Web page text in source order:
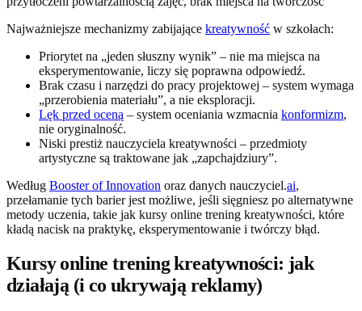
Najważniejsze mechanizmy zabijające kreatywność w szkołach:
Priorytet na „jeden słuszny wynik” – nie ma miejsca na
eksperymentowanie, liczy się poprawna odpowiedź.
Brak czasu i narzędzi do pracy projektowej – system wymaga
„przerobienia materiału”, a nie eksploracji.
Lęk przed oceną – system oceniania wzmacnia konformizm,
nie oryginalność.
Niski prestiż nauczyciela kreatywności – przedmioty
artystyczne są traktowane jak „zapchajdziury”.
Według Booster of Innovation oraz danych nauczyciel.ai,
przełamanie tych barier jest możliwe, jeśli sięgniesz po alternatywne
metody uczenia, takie jak kursy online trening kreatywności, które
kładą nacisk na praktykę, eksperymentowanie i twórczy błąd.
Kursy online trening kreatywności: jak
działają (i co ukrywają reklamy)